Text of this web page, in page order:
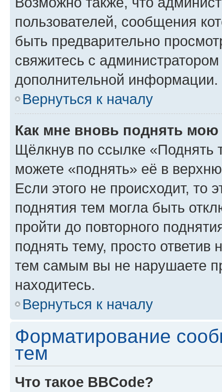
пользователей, сообщения
быть предварительно
свяжитесь с
дополнительной информации.
Вернуться к началу
Как мне вновь поднять мою
Щёлкнув по ссылке «Поднять
можете «поднять» её в
Если этого не происходит, то
поднятия тем могла быть
пройти до повторного
поднять тему, просто ответив
тем самым вы не нарушаете
находитесь.
Вернуться к началу
Форматирование
тем
Что такое BBCode?